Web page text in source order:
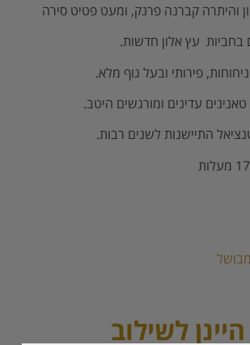
פירותי ובעל גוף מלא.
עדינים ומורגשים היטב.
התיישנות לשנים רבות.
לשילוב